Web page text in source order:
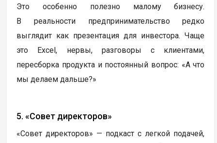
Это особенно полезно малому бизнесу.
В реальности предпринимательство редко
выглядит как презентация для инвестора. Чаще
это Excel, нервы, разговоры с клиентами,
пересборка продукта и постоянный вопрос: «А что
мы делаем дальше?»
5. «Совет директоров»
«Совет директоров» — подкаст с легкой подачей,